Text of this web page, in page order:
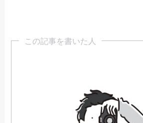
この記事を書いた人